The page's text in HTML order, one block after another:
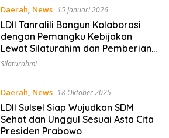
Daerah, News 15 Januari 2026
LDII Tanralili Bangun Kolaborasi
dengan Pemangku Kebijakan
Lewat Silaturahim dan Pemberian
Majalah Nuansa Persada
Silaturahmi
Daerah, News 18 Oktober 2025
LDII Sulsel Siap Wujudkan SDM
Sehat dan Unggul Sesuai Asta Cita
Presiden Prabowo